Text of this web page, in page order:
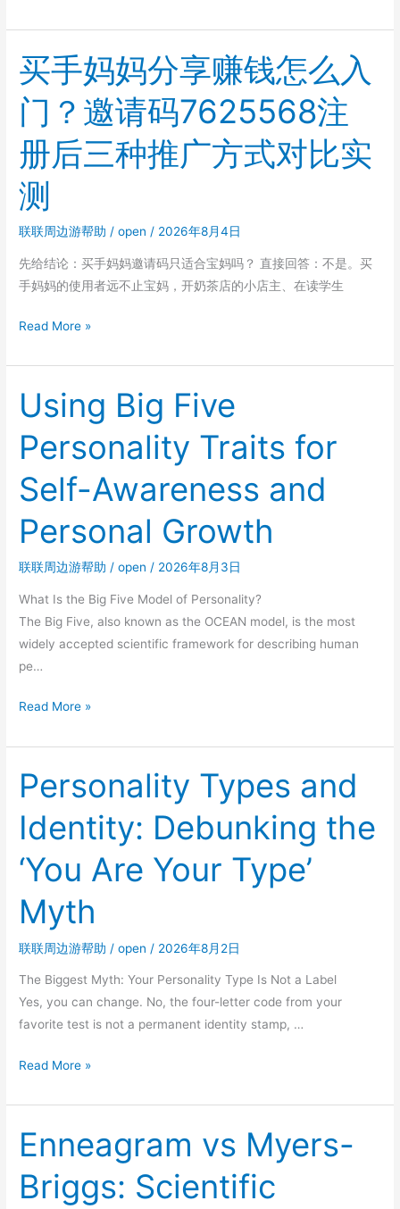
把
拉
回
视
频
安
全
策
略：
ZWPlayer
13
种
交
互
节
的
权
保
护
方
案
买手妈妈分享赚钱怎么入
门？邀请码7625568注
册后三种推广方式对比实
测
联联周边游帮助 /open / 2026年8月4日
先给结论：买手妈妈邀请码只适合宝妈吗？ 直接回答：不是。买
手妈妈的使用者远不止宝妈，开奶茶店的小店主、在读学生
买
妈
妈
分
享
赚
钱
怎
么
门？
邀
请
码
册
三
种
推
广
方
式
比
实
测
Read More »
Using Big Five
Personality Traits for
Self-Awareness and
Personal Growth
联联周边游帮助 /open/ 2026年8月3日
What Is the Big Five Model of Personality?
The Big Five, also known as the OCEAN model, is the most
widely accepted scientific framework for describing human
pe…
Using
Five
Personality
Traits
for
Self-
Awareness
and
Personal
Growth
Read More »
Personality Types and
Identity: Debunking the
‘You Are Your Type’
Myth
联联周边游帮助 /open / 2026年8月2日
The Biggest Myth: Your Personality Type Is Not a Label
Yes, you can change. No, the four-letter code from your
favorite test is not a permanent identity stamp, …
Personality
and
Identity:
Debunking
the
‘You
Read More »
Enneagram vs Myers-
Briggs: Scientific